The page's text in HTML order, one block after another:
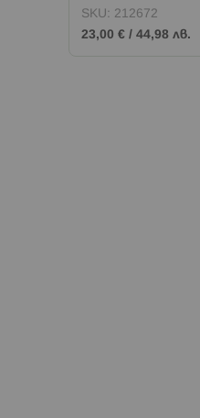
SKU: 212672
23,00 € / 44,98 лв.